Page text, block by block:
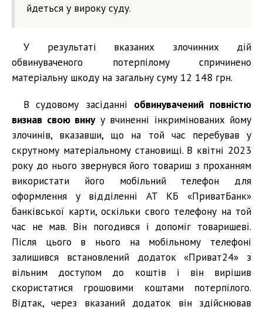
йдеться у вироку суду.
У результаті вказаних злочинних дій
обвинуваченого потерпілому спричинено
матеріальну шкоду на загальну суму 12 148 грн.
В судовому засіданні обвинувачений повністю
визнав свою винуу вчиненні інкримінованих йому
злочинів, вказавши, що на той час перебував у
скрутному матеріальному становищі. В квітні 2023
року до нього звернувся його товариш з проханням
використати його мобільний телефон для
оформлення у відділенні АТ КБ «ПриватБанк»
банківської карти, оскільки свого телефону на той
час не мав. Він погодився і допоміг товаришеві.
Після цього в нього на мобільному телефоні
залишився встановлений додаток «Приват24» з
вільним доступом до коштів і він вирішив
скористатися грошовими коштами потерпілого.
Відтак, через вказаний додаток він здійснював